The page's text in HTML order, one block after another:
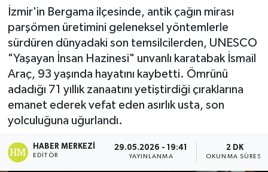
İzmir'in Bergama ilçesinde, antik çağın mirası
parşömen üretimini geleneksel yöntemlerle
sürdüren dünyadaki son temsilcilerden, UNESCO
"Yaşayan İnsan Hazinesi" unvanlı karatabak İsmail
Araç, 93 yaşında hayatını kaybetti. Ömrünü
adadığı 71 yıllık zanaatını yetiştirdiği çıraklarına
emanet ederek vefat eden asırlık usta, son
yolculuğuna uğurlandı.
HABER MERKEZI
EDITÖR
29.05.2026 - 19:41
YAYINLANMA
2 DK
OKUNMA SÜRESI
Spor
Magazin
Medya
Sağlık
Son Dakika Haberleri
Haber Arşivi